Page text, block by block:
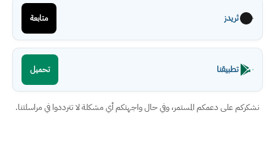
ثريدز متابعة
تطبيقنا تحميل
نشكركم على دعمكم المستمر، وفي حال واجهتكم أي مشكلة لا تترددوا في مراسلتنا.